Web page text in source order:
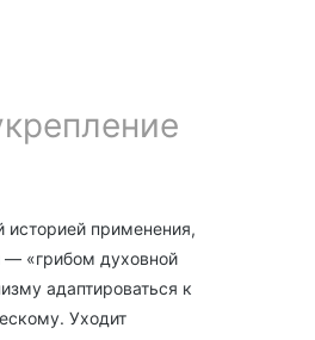
историей применения,
— «грибом духовной
адаптироваться к
Уходит